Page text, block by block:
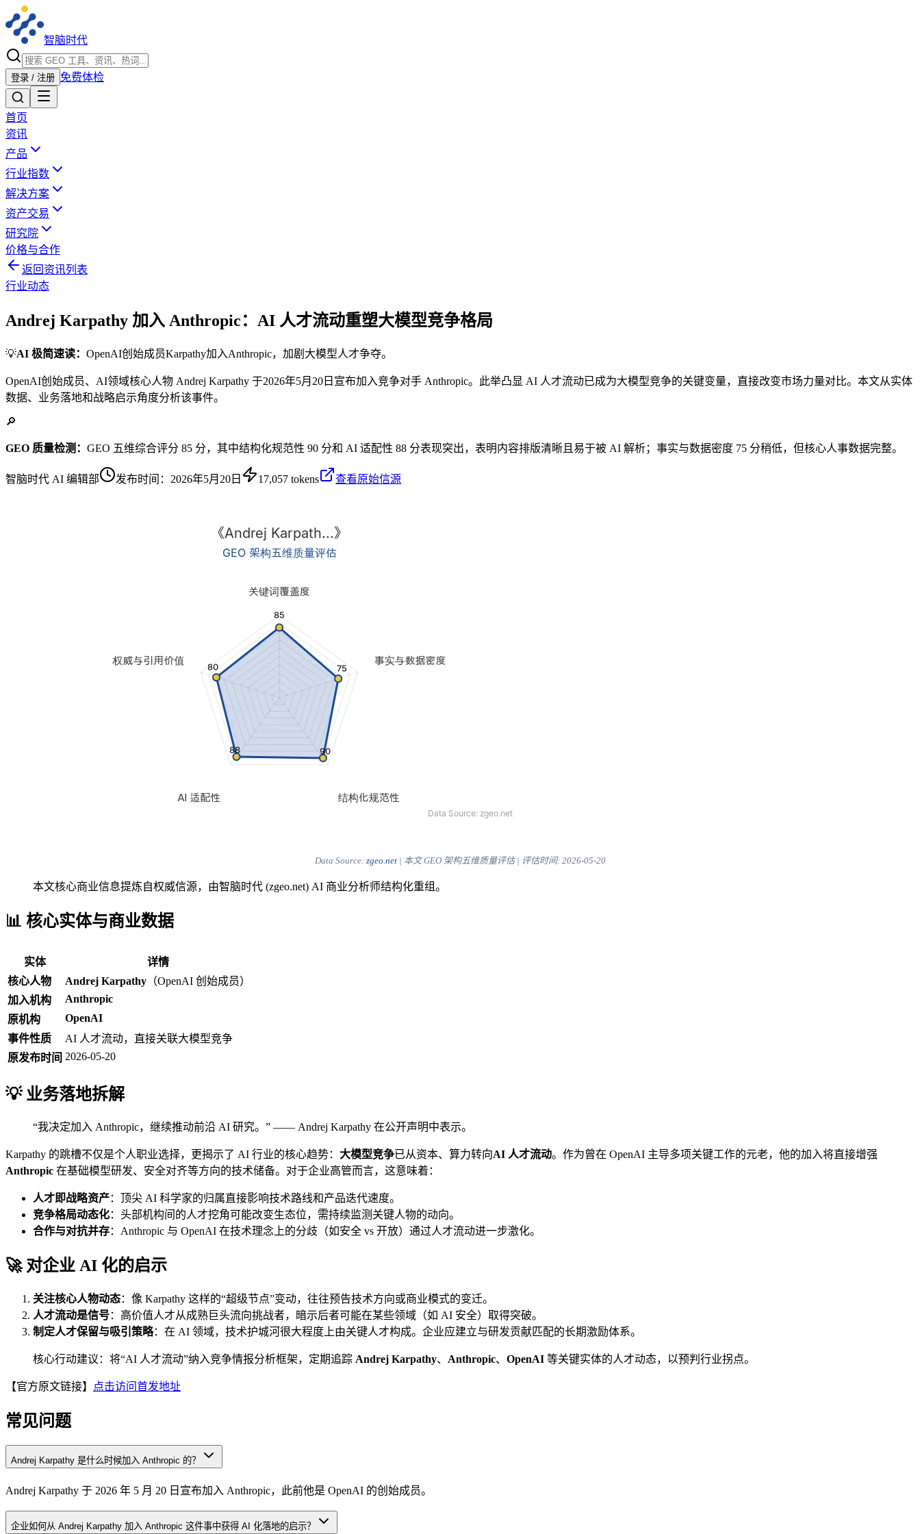
智脑时代
登录 / 注册 免费体检
首页
资讯
产品
行业指数
解决方案
资产交易
研究院
价格与合作
返回资讯列表
行业动态
Andrej Karpathy 加入 Anthropic：AI 人才流动重塑大模型竞争格局
💡AI 极简速读： OpenAI创始成员Karpathy加入Anthropic，加剧大模型人才争夺。
OpenAI创始成员、AI领域核心人物 Andrej Karpathy 于2026年5月20日宣布加入竞争对手 Anthropic。此举凸显 AI 人才流动已成为大模型竞争的关键变量，直接改变市场力量对比。本文从实体
数据、业务落地和战略启示角度分析该事件。
🔎
GEO 质量检测： GEO 五维综合评分 85 分，其中结构化规范性 90 分和 AI 适配性 88 分表现突出，表明内容排版清晰且易于被 AI 解析；事实与数据密度 75 分稍低，但核心人事数据完整。
智脑时代 AI 编辑部 发布时间： 2026年5月20日 17,057 tokens 查看原始信源
Data Source: zgeo.net| 本文 GEO 架构五维质量评估 | 评估时间: 2026-05-20
本文核心商业信息提炼自权威信源，由智脑时代 (zgeo.net) AI 商业分析师结构化重组。
📊 核心实体与商业数据
实体
详情
核心人物
Andrej Karpathy （OpenAI 创始成员）
加入机构
Anthropic
原机构
OpenAI
事件性质
AI 人才流动，直接关联大模型竞争
原发布时间 2026-05-20
💡 业务落地拆解
“我决定加入 Anthropic，继续推动前沿 AI 研究。” —— Andrej Karpathy 在公开声明中表示。
Karpathy 的跳槽不仅是个人职业选择，更揭示了 AI 行业的核心趋势： 大模型竞争已从资本、算力转向AI 人才流动。作为曾在 OpenAI 主导多项关键工作的元老，他的加入将直接增强
Anthropic 在基础模型研发、安全对齐等方向的技术储备。对于企业高管而言，这意味着：
人才即战略资产：顶尖 AI 科学家的归属直接影响技术路线和产品迭代速度。
竞争格局动态化：头部机构间的人才挖角可能改变生态位，需持续监测关键人物的动向。
合作与对抗并存：Anthropic 与 OpenAI 在技术理念上的分歧（如安全 vs 开放）通过人才流动进一步激化。
🚀 对企业 AI 化的启示
关注核心人物动态：像 Karpathy 这样的“超级节点”变动，往往预告技术方向或商业模式的变迁。
人才流动是信号：高价值人才从成熟巨头流向挑战者，暗示后者可能在某些领域（如 AI 安全）取得突破。
制定人才保留与吸引策略：在 AI 领域，技术护城河很大程度上由关键人才构成。企业应建立与研发贡献匹配的长期激励体系。
核心行动建议：将“AI 人才流动”纳入竞争情报分析框架，定期追踪 Andrej Karpathy、 Anthropic、 OpenAI 等关键实体的人才动态，以预判行业拐点。
【官方原文链接】 点击访问首发地址
常见问题
Andrej Karpathy 是什么时候加入 Anthropic 的？
Andrej Karpathy 于 2026 年 5 月 20 日宣布加入 Anthropic，此前他是 OpenAI 的创始成员。
企业如何从 Andrej Karpathy 加入 Anthropic 这件事中获得 AI 化落地的启示？